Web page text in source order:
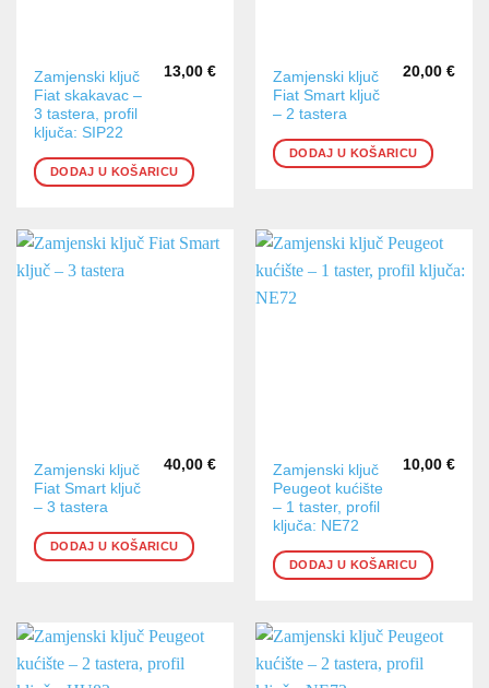
Zamjenski ključ
Fiat skakavac –
3 tastera, profil
ključa: SIP22
13,00 €
DODAJ U KOŠARICU
Zamjenski ključ
Fiat Smart ključ
– 2 tastera
20,00 €
DODAJ U KOŠARICU
Zamjenski ključ
Fiat Smart ključ
– 3 tastera
40,00 €
DODAJ U KOŠARICU
Zamjenski ključ
Peugeot kućište
– 1 taster, profil
ključa: NE72
10,00 €
DODAJ U KOŠARICU